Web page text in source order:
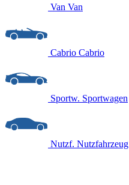
Van Van
Cabrio Cabrio
Sportw. Sportwagen
Nutzf. Nutzfahrzeug